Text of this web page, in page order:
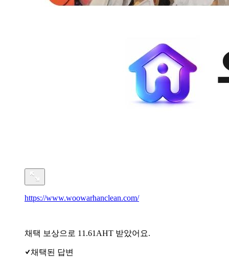
https://www.woowarhanclean.com/
채택 보상으로 11.61AHT 받았어요.
채택된 답변